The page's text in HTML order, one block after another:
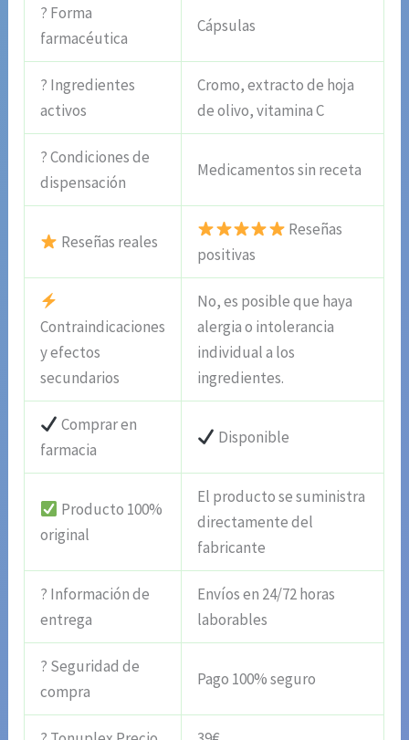
? Forma
farmacéutica
Cápsulas
? Ingredientes
activos
Cromo, extracto de hoja
de olivo, vitamina C
? Condiciones de
dispensación
Medicamentos sin receta
Reseñas reales
Reseñas
positivas
Contraindicaciones
y efectos
secundarios
No, es posible que haya
alergia o intolerancia
individual a los
ingredientes.
Comprar en
farmacia
Disponible
Producto 100%
original
El producto se suministra
directamente del
fabricante
? Información de
entrega
Envíos en 24/72 horas
laborables
? Seguridad de
compra
Pago 100% seguro